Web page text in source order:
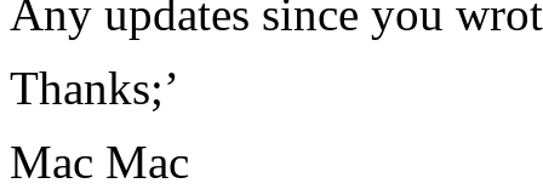
Any updates since you
Thanks;’
Mac Mac